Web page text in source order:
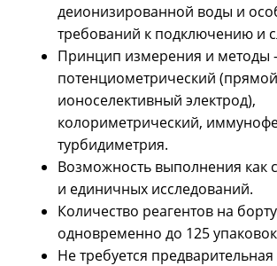
деионизированной воды и
требований к подключению и
Принцип измерения и методы
потенциометрический (прямой
ионоселективный электрод),
колориметрический,
турбидиметрия.
Возможность выполнения как
и единичных исследований.
Количество реагентов на
одновременно до 125
Не требуется предварительная